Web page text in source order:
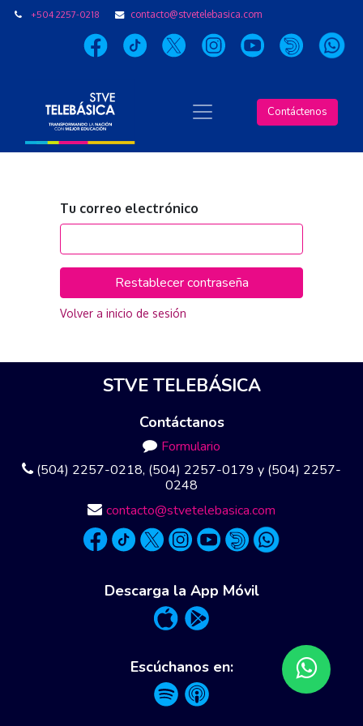
+504 2257-0218 contacto@stvetelebasica.com
Contáctenos
Tu correo electrónico
Restablecer contraseña
Volver a inicio de sesión
STVE TELEBÁSICA
Contáctanos
Formulario
(504) 2257-0218, (504) 2257-0179 y (504) 2257-
0248
contacto@stvetelebasica.com
Descarga la App Móvil
Escúchanos en: